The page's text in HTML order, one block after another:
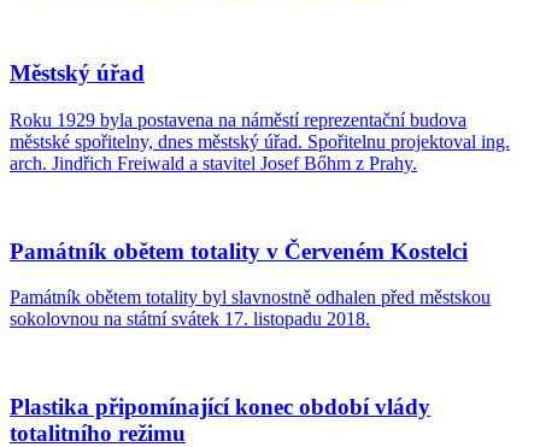
Městský úřad
Roku 1929 byla postavena na náměstí reprezentační budova
městské spořitelny, dnes městský úřad. Spořitelnu projektoval ing.
arch. Jindřich Freiwald a stavitel Josef Bőhm z Prahy.
Památník obětem totality v Červeném Kostelci
Památník obětem totality byl slavnostně odhalen před městskou
sokolovnou na státní svátek 17. listopadu 2018.
Plastika připomínající konec období vlády
totalitního režimu